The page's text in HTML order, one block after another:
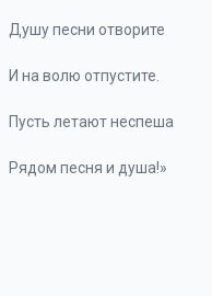
Душу песни отворите
И на волю отпустите.
Пусть летают неспеша
Рядом песня и душа!»